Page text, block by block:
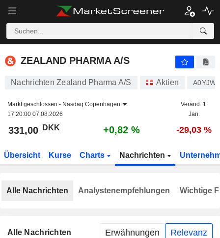
ZEALAND PHARMA A/S
ZEALAND PHARMA A/S
Nachrichten Zealand Pharma A/S Aktien A0YJW7
Markt geschlossen - Nasdaq Copenhagen
17:20:00 07.08.2026
Veränd. 1.
Jan.
331,00 DKK +0,82 % -29,03 %
Übersicht Kurse Charts Nachrichten
Alle Nachrichten Erwähnungen Relevanz
Alle Nachrichten Analystenempfehlungen Wichtige